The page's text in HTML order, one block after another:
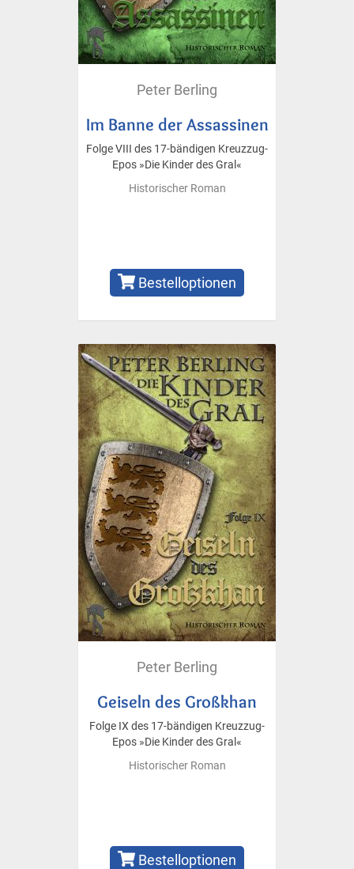
Peter Berling
Im Banne der Assassinen
Folge VIII des 17-bändigen Kreuzzug-
Epos »Die Kinder des Gral«
Historischer Roman
Bestelloptionen
Peter Berling
Geiseln des Großkhan
Folge IX des 17-bändigen Kreuzzug-
Epos »Die Kinder des Gral«
Historischer Roman
Bestelloptionen